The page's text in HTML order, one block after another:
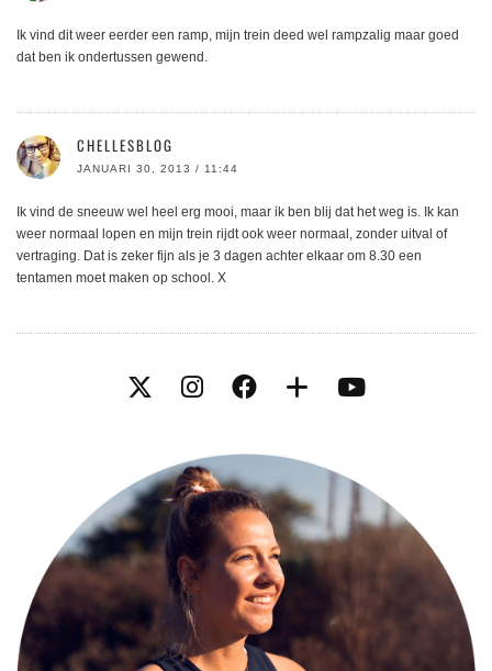
Ik vind dit weer eerder een ramp, mijn trein deed wel rampzalig maar goed
dat ben ik ondertussen gewend.
CHELLESBLOG
JANUARI 30, 2013 / 11:44
Ik vind de sneeuw wel heel erg mooi, maar ik ben blij dat het weg is. Ik kan
weer normaal lopen en mijn trein rijdt ook weer normaal, zonder uitval of
vertraging. Dat is zeker fijn als je 3 dagen achter elkaar om 8.30 een
tentamen moet maken op school. X